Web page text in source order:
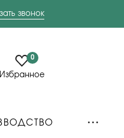
звонок
0
Избранное